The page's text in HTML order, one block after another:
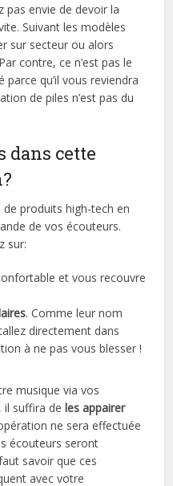
pas envie de devoir la
Suivant les modèles
sur secteur ou alors
contre, ce n’est pas le
qu’il vous reviendra
de piles n’est pas du
dans cette
de produits high-tech en
de vos écouteurs.
sur:
et vous recouvre
. Comme leur nom
directement dans
à ne pas vous blesser !
musique via vos
il suffira de les appairer
ne sera effectuée
écouteurs seront
savoir que ces
avec votre